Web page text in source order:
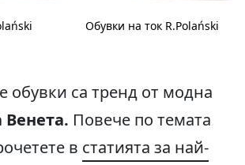
Обувки на ток R.Polański
обувки са тренд от модна
Венета. Повече по темата
в статията за най-